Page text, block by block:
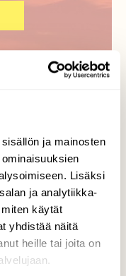
ja mainosten
Lisäksi
ja analytiikka-
käytät
yhdistää näitä
heille tai joita on